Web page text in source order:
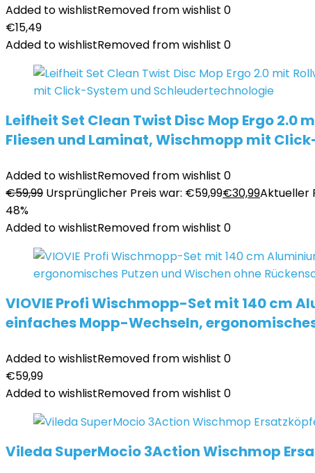
Added to wishlistRemoved from wishlist 0
€15,49
Added to wishlistRemoved from wishlist 0
Leifheit Set Clean Twist Disc Mop Ergo
Fliesen und Laminat, Wischmopp mit
Added to wishlistRemoved from wishlist 0
€59,99 Ursprünglicher Preis war: €59,99€30,99Aktueller
48%
Added to wishlistRemoved from wishlist 0
VIOVIE Profi Wischmopp-Set mit 140 cm
einfaches Mopp-Wechseln,
Added to wishlistRemoved from wishlist 0
€59,99
Added to wishlistRemoved from wishlist 0
Vileda SuperMocio 3Action Wischmop